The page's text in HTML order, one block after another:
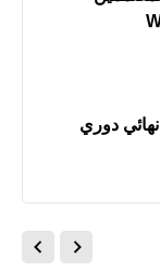
نهائي دوري